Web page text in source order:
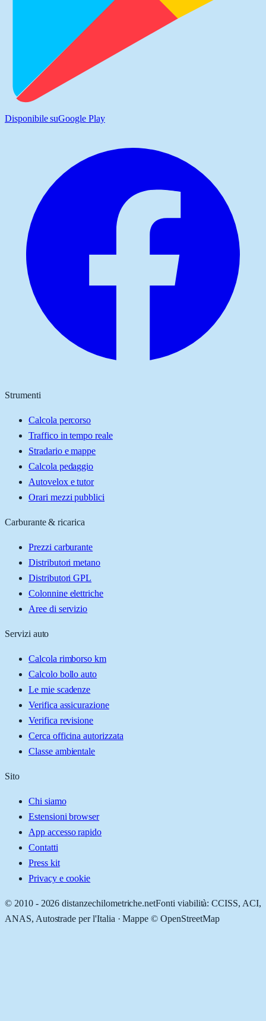
Disponibile suGoogle Play
Strumenti
Calcola percorso
Traffico in tempo reale
Stradario e mappe
Calcola pedaggio
Autovelox e tutor
Orari mezzi pubblici
Carburante & ricarica
Prezzi carburante
Distributori metano
Distributori GPL
Colonnine elettriche
Aree di servizio
Servizi auto
Calcola rimborso km
Calcolo bollo auto
Le mie scadenze
Verifica assicurazione
Verifica revisione
Cerca officina autorizzata
Classe ambientale
Sito
Chi siamo
Estensioni browser
App accesso rapido
Contatti
Press kit
Privacy e cookie
© 2010 - 2026 distanzechilometriche.netFonti viabilità: CCISS, ACI,
ANAS, Autostrade per l'Italia · Mappe © OpenStreetMap